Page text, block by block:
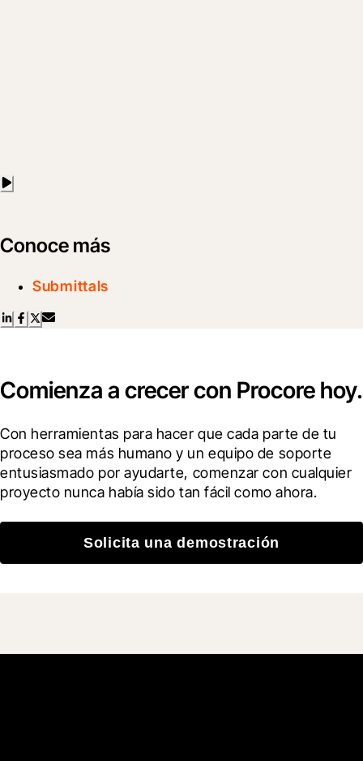
Conoce más
Submittals
Comienza a crecer con Procore hoy.
Con herramientas para hacer que cada parte de tu
proceso sea más humano y un equipo de soporte
entusiasmado por ayudarte, comenzar con cualquier
proyecto nunca había sido tan fácil como ahora.
Solicita una demostración